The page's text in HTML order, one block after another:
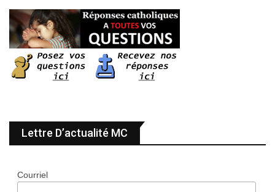
Lettre D’actualité MC
Courriel